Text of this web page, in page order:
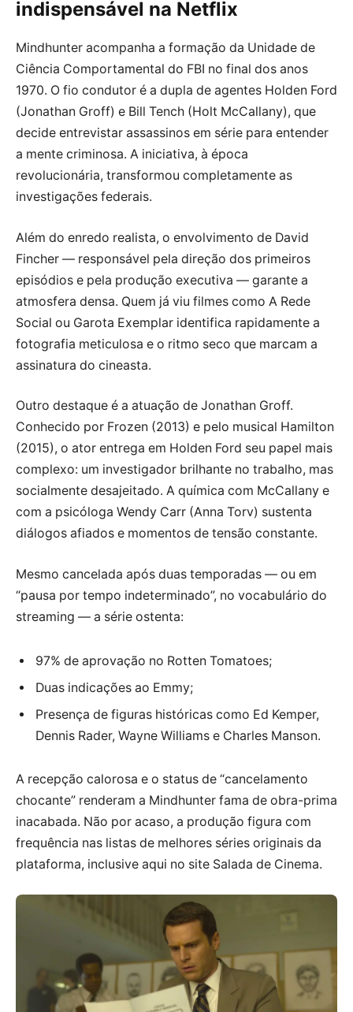
indispensável na Netflix
Mindhunter acompanha a formação da Unidade de
Ciência Comportamental do FBI no final dos anos
1970. O fio condutor é a dupla de agentes Holden Ford
(Jonathan Groff) e Bill Tench (Holt McCallany), que
decide entrevistar assassinos em série para entender
a mente criminosa. A iniciativa, à época
revolucionária, transformou completamente as
investigações federais.
Além do enredo realista, o envolvimento de David
Fincher — responsável pela direção dos primeiros
episódios e pela produção executiva — garante a
atmosfera densa. Quem já viu filmes como A Rede
Social ou Garota Exemplar identifica rapidamente a
fotografia meticulosa e o ritmo seco que marcam a
assinatura do cineasta.
Outro destaque é a atuação de Jonathan Groff.
Conhecido por Frozen (2013) e pelo musical Hamilton
(2015), o ator entrega em Holden Ford seu papel mais
complexo: um investigador brilhante no trabalho, mas
socialmente desajeitado. A química com McCallany e
com a psicóloga Wendy Carr (Anna Torv) sustenta
diálogos afiados e momentos de tensão constante.
Mesmo cancelada após duas temporadas — ou em
“pausa por tempo indeterminado”, no vocabulário do
streaming — a série ostenta:
97% de aprovação no Rotten Tomatoes;
Duas indicações ao Emmy;
Presença de figuras históricas como Ed Kemper,
Dennis Rader, Wayne Williams e Charles Manson.
A recepção calorosa e o status de “cancelamento
chocante” renderam a Mindhunter fama de obra-prima
inacabada. Não por acaso, a produção figura com
frequência nas listas de melhores séries originais da
plataforma, inclusive aqui no site Salada de Cinema.